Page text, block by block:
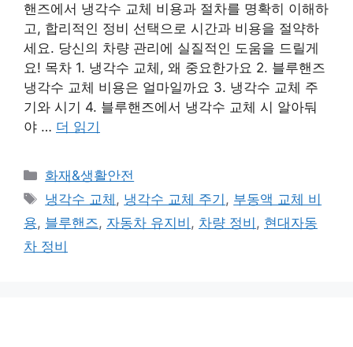
핸즈에서 냉각수 교체 비용과 절차를 명확히 이해하
고, 합리적인 정비 선택으로 시간과 비용을 절약하
세요. 당신의 차량 관리에 실질적인 도움을 드릴게
요! 목차 1. 냉각수 교체, 왜 중요한가요 2. 블루핸즈
냉각수 교체 비용은 얼마일까요 3. 냉각수 교체 주
기와 시기 4. 블루핸즈에서 냉각수 교체 시 알아둬
야 … 더 읽기
카
테
리
화재&생활안전
태
그
냉각수 교체 , 냉각수 교체 주기 , 부동액 교체 비
용, 블루핸즈, 자동차 유지비 , 차량 정비 , 현대자동
차 정비